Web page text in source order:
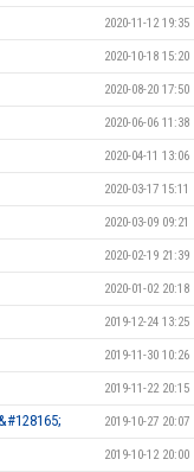
2020-11-12 19:35
2020-10-18 15:20
2020-08-20 17:50
2020-06-06 11:38
2020-04-11 13:06
2020-03-17 15:11
2020-03-09 09:21
2020-02-19 21:39
2020-01-02 20:18
2019-12-24 13:25
2019-11-30 10:26
2019-11-22 20:15
2019-10-27 20:07
2019-10-12 20:00